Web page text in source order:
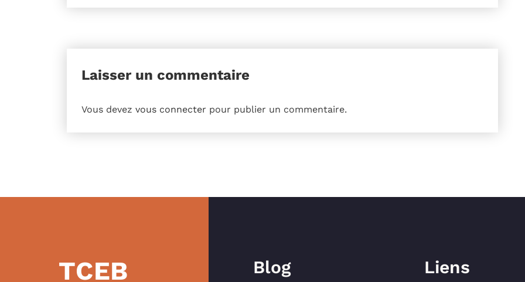
Laisser un commentaire
Vous devez vous connecter pour publier un commentaire.
TCEB Blog Liens